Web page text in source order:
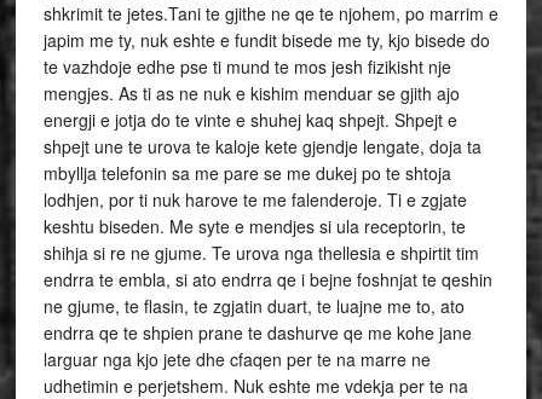
shkrimit te jetes.Tani te gjithe ne qe te njohem, po marrim e
japim me ty, nuk eshte e fundit bisede me ty, kjo bisede do
te vazhdoje edhe pse ti mund te mos jesh fizikisht nje
mengjes. As ti as ne nuk e kishim menduar se gjith ajo
energji e jotja do te vinte e shuhej kaq shpejt. Shpejt e
shpejt une te urova te kaloje kete gjendje lengate, doja ta
mbyllja telefonin sa me pare se me dukej po te shtoja
lodhjen, por ti nuk harove te me falenderoje. Ti e zgjate
keshtu biseden. Me syte e mendjes si ula receptorin, te
shihja si re ne gjume. Te urova nga thellesia e shpirtit tim
endrra te embla, si ato endrra qe i bejne foshnjat te qeshin
ne gjume, te flasin, te zgjatin duart, te luajne me to, ato
endrra qe te shpien prane te dashurve qe me kohe jane
larguar nga kjo jete dhe cfaqen per te na marre ne
udhetimin e perjetshem. Nuk eshte me vdekja per te na